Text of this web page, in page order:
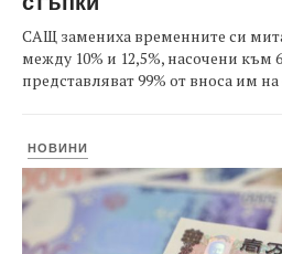
САЩ замениха временните си
между 10% и 12,5%, насочени към
представляват 99% от вноса им на
НОВИНИ